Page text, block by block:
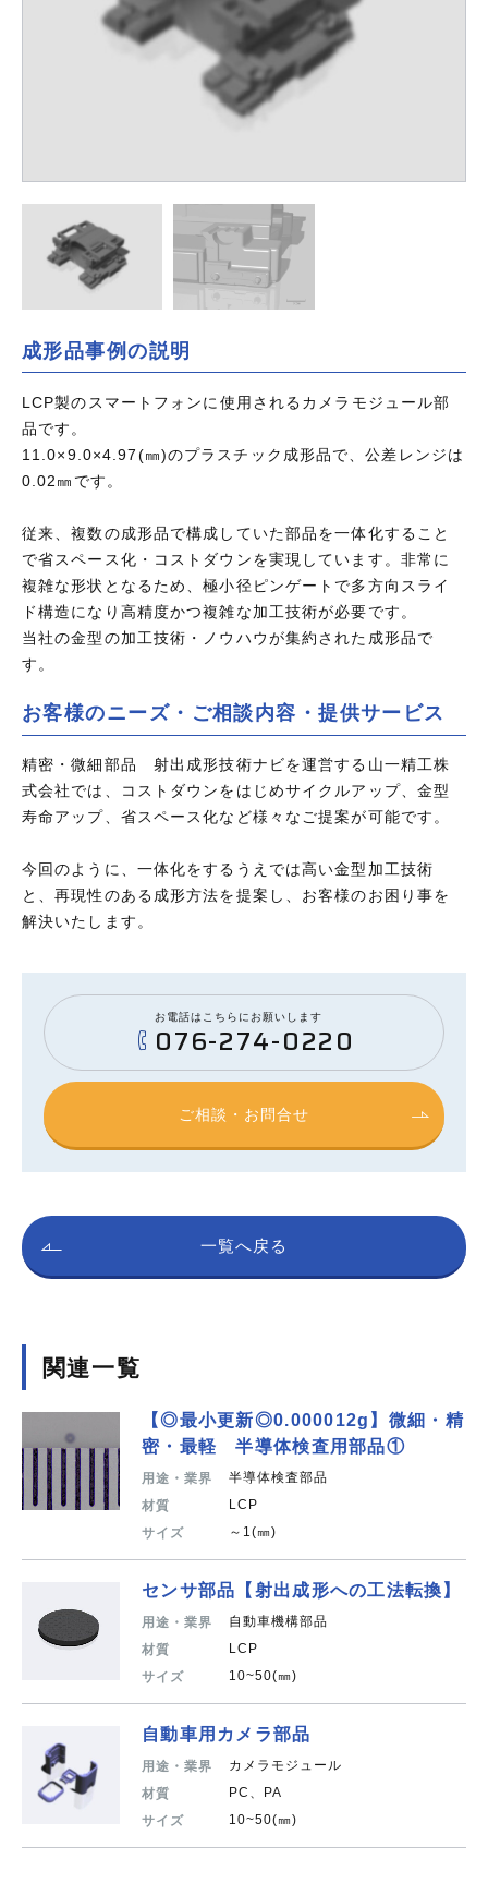
成形品事例の説明
LCP製のスマートフォンに使用されるカメラモジュール部
品です。
11.0×9.0×4.97(㎜)のプラスチック成形品で、公差レンジは
0.02㎜です。
従来、複数の成形品で構成していた部品を一体化すること
で省スペース化・コストダウンを実現しています。非常に
複雑な形状となるため、極小径ピンゲートで多方向スライ
ド構造になり高精度かつ複雑な加工技術が必要です。
当社の金型の加工技術・ノウハウが集約された成形品で
す。
お客様のニーズ・ご相談内容・提供サービス
精密・微細部品 射出成形技術ナビを運営する山一精工株
式会社では、コストダウンをはじめサイクルアップ、金型
寿命アップ、省スペース化など様々なご提案が可能です。
今回のように、一体化をするうえでは高い金型加工技術
と、再現性のある成形方法を提案し、お客様のお困り事を
解決いたします。
お電話はこちらにお願いします
076-274-0220
ご相談・お問合せ
一覧へ戻る
関連一覧
【◎最小更新◎0.000012g】微細・精
密・最軽 半導体検査用部品①
用途・業界
半導体検査部品
材質
LCP
サイズ
～1(㎜)
センサ部品【射出成形への工法転換】
用途・業界
自動車機構部品
材質
LCP
サイズ
10~50(㎜)
自動車用カメラ部品
用途・業界
カメラモジュール
材質
PC、PA
サイズ
10~50(㎜)